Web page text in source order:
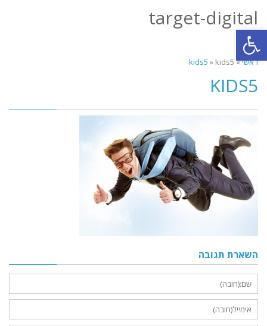
פתח סרגל נגישות
target-digital
ראשי»
kids5 » kids5
KIDS5
השארת תגובה